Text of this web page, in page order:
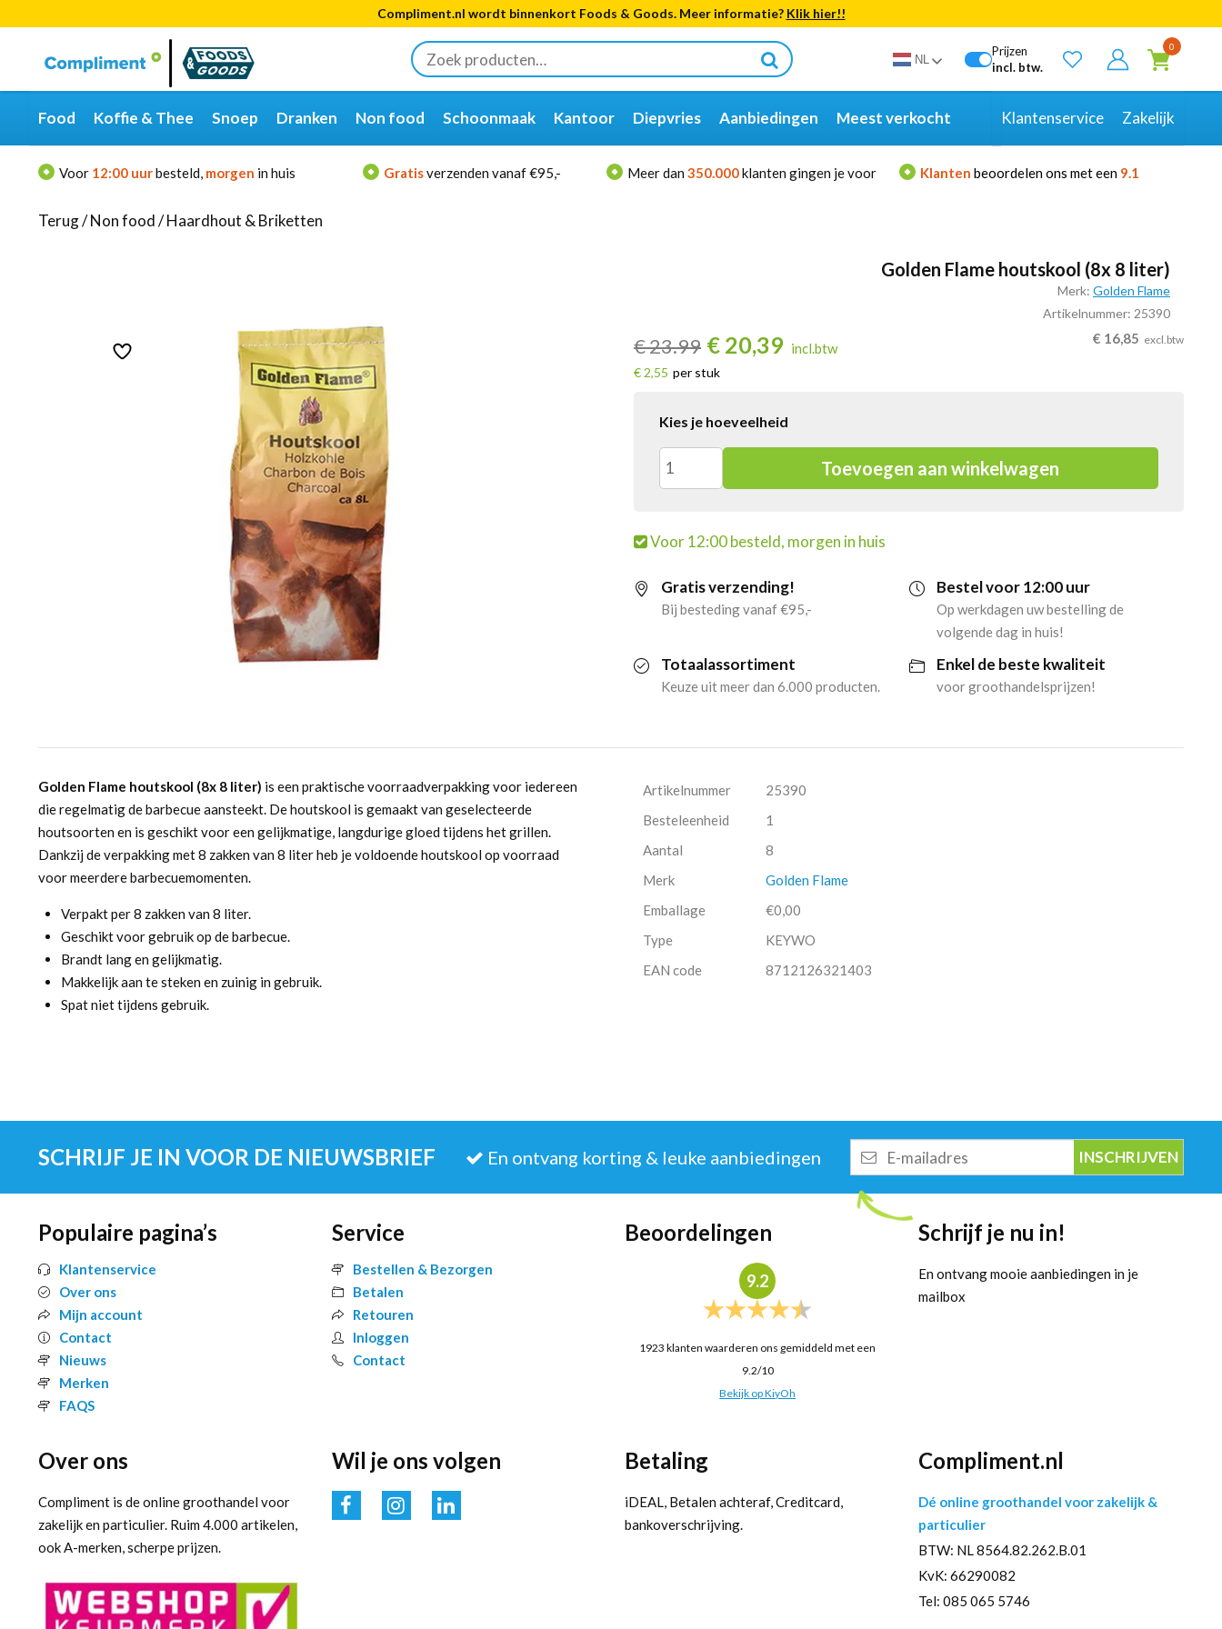
Compliment.nl wordt binnenkort Foods & Goods. Meer informatie? Klik hier!!
Zoeken
naar:
Categorieën
Merken
NL
Prijzen
incl. btw.
0
Food Koffie & Thee Snoep Dranken Non food Schoonmaak Kantoor Diepvries Aanbiedingen Meest verkocht Klantenservice Zakelijk
Voor 12:00 uurbesteld, morgen in huis Gratisverzenden vanaf €95,- Meer dan 350.000klanten gingen je voor Klanten beoordelen ons met een 9.1
Terug/Non food/Haardhout & Briketten
Golden Flame houtskool (8x 8 liter)
Merk: Golden Flame
Artikelnummer: 25390
€23.99 € 20,39 incl.btw
€ 2,55 per stuk
€ 16,85 excl.btw
Kies je hoeveelheid
Golden
houtskool
(8x
Toevoegen aan winkelwagen
Voor 12:00 besteld, morgen in huis
Gratis verzending!
Bij besteding vanaf €95,-
Bestel voor 12:00 uur
Op werkdagen uw bestelling de
volgende dag in huis!
Totaalassortiment
Keuze uit meer dan 6.000 producten.
Enkel de beste kwaliteit
voor groothandelsprijzen!
Golden Flame houtskool (8x 8 liter) is een praktische voorraadverpakking voor iedereen
die regelmatig de barbecue aansteekt. De houtskool is gemaakt van geselecteerde
houtsoorten en is geschikt voor een gelijkmatige, langdurige gloed tijdens het grillen.
Dankzij de verpakking met 8 zakken van 8 liter heb je voldoende houtskool op voorraad
voor meerdere barbecuemomenten.
Verpakt per 8 zakken van 8 liter.
Geschikt voor gebruik op de barbecue.
Brandt lang en gelijkmatig.
Makkelijk aan te steken en zuinig in gebruik.
Spat niet tijdens gebruik.
Artikelnummer
25390
Besteleenheid
1
Aantal
8
Merk
Golden Flame
Emballage
€0,00
Type
KEYWO
EAN code
8712126321403
SCHRIJF JE IN VOOR DE NIEUWSBRIEF En ontvang korting & leuke aanbiedingen
mailadres
Populaire pagina’s
Klantenservice
Over ons
Mijn account
Contact
Nieuws
Merken
FAQS
Service
Bestellen & Bezorgen
Betalen
Retouren
Inloggen
Contact
Beoordelingen
9.2
1923 klanten waarderen ons gemiddeld met een
9.2/10
Bekijk op KiyOh
Schrijf je nu in!
En ontvang mooie aanbiedingen in je
mailbox
Over ons
Compliment is de online groothandel voor
zakelijk en particulier. Ruim 4.000 artikelen,
ook A-merken, scherpe prijzen.
Wil je ons volgen Betaling
iDEAL, Betalen achteraf, Creditcard,
bankoverschrijving.
Compliment.nl
Dé online groothandel voor zakelijk &
particulier
BTW: NL 8564.82.262.B.01
KvK: 66290082
Tel: 085 065 5746